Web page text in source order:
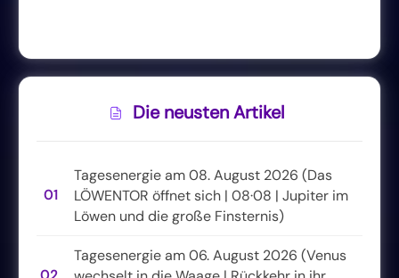
Die neusten Artikel
01
Tagesenergie am 08. August 2026 (Das
LÖWENTOR öffnet sich | 08·08 | Jupiter im
Löwen und die große Finsternis)
Tagesenergie am 06. August 2026 (Venus